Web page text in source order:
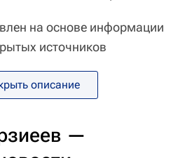
на основе информации
источников
описание
—